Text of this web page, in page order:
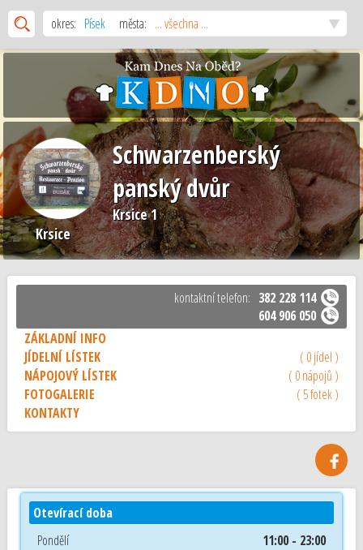
okres: Písek města: ... všechna ...
Schwarzenberský
panský dvůr
Krsice 1
Krsice
kontaktní telefon: 382 228 114
604 906 050
ZÁKLADNÍ INFO
JÍDELNÍ LÍSTEK
( 0 jídel )
NÁPOJOVÝ LÍSTEK
( 0 nápojů )
FOTOGALERIE
( 5 fotek )
KONTAKTY
Otevírací doba
Pondělí
11:00 - 23:00